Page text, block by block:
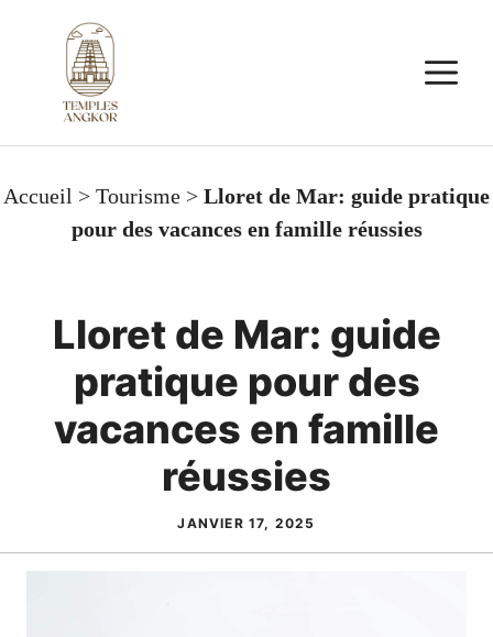
contenu
Accueil > Tourisme > Lloret de Mar: guide pratique
pour des vacances en famille réussies
Lloret de Mar: guide
pratique pour des
vacances en famille
réussies
JANVIER 17, 2025